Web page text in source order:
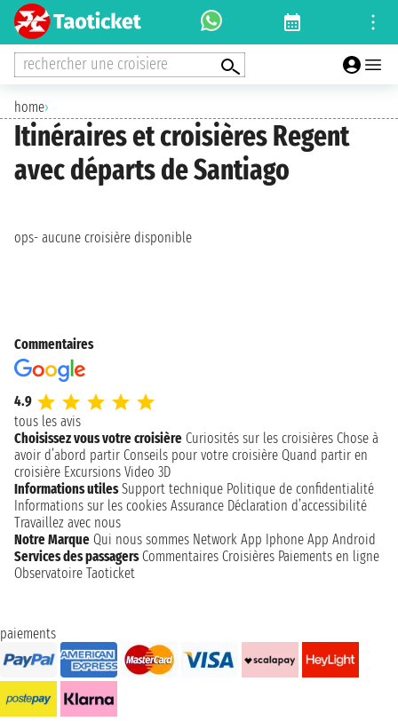
rechercher une croisiere
home›
Itinéraires et croisières Regent
avec départs de Santiago
ops- aucune croisière disponible
Commentaires
4.9
tous les avis
Choisissez vous votre croisière Curiosités sur les croisières Chose à
avoir d’abord partir Conseils pour votre croisière Quand partir en
croisière Excursions Video 3D
Informations utiles Support technique Politique de confidentialité
Informations sur les cookies Assurance Déclaration d’accessibilité
Travaillez avec nous
Notre Marque Qui nous sommes Network App Iphone App Android
Services des passagers Commentaires Croisières Paiements en ligne
Observatoire Taoticket
paiements